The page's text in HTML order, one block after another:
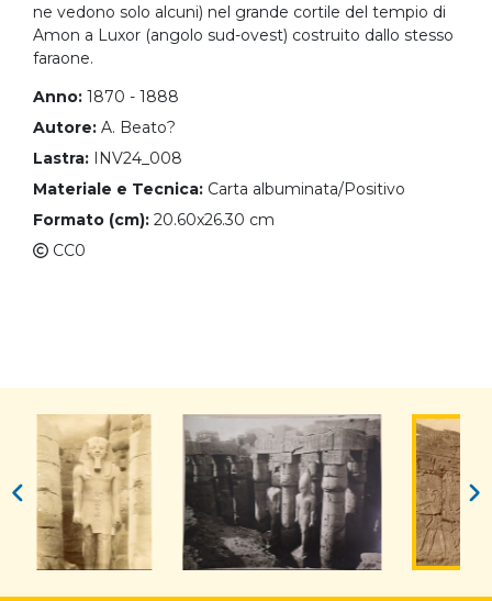
ne vedono solo alcuni) nel grande cortile del tempio di
Amon a Luxor (angolo sud-ovest) costruito dallo stesso
faraone.
Anno: 1870 - 1888
Autore: A. Beato?
Lastra: INV24_008
Materiale e Tecnica: Carta albuminata/Positivo
Formato (cm): 20.60x26.30 cm
CC0